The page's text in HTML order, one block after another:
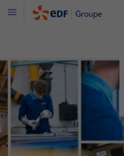
Groupe
Menu